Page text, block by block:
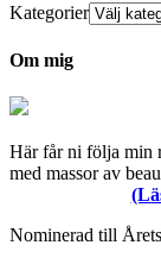
Kategorier
Om mig
Här får ni följa min
med massor av
Nominerad till